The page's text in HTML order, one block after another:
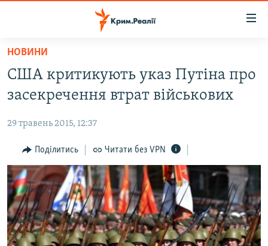
Перейти
основного
матеріалу
до
навігації
Перейти
до
пошуку
ВОДА.КРИМ
ВІДЕО ТА ФОТО
ПОЛІТИКА
БЛОГИ
ПОГЛЯД
ІНТЕРВ'Ю
ВСЕ ЗА ДЕНЬ
СПЕЦПРОЕКТИ
НОВИНИ
США критикують указ Путіна про
засекречення втрат військових
29 травень 2015, 12:37
Поділитись Читати без VPN